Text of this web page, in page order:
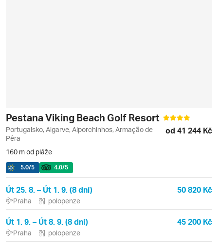
Pestana Viking Beach Golf Resort
Portugalsko, Algarve, Alporchinhos, Armação de
Pêra
od 41 244 Kč
160 m od pláže
5.0/5 4.0/5
Út 25. 8. – Út 1. 9. (8 dní) 50 820 Kč
Praha polopenze
Út 1. 9. – Út 8. 9. (8 dní) 45 200 Kč
Praha polopenze